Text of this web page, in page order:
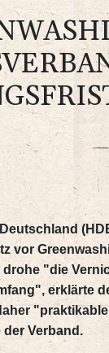
vor
drohe "die
erklärte
Verband.